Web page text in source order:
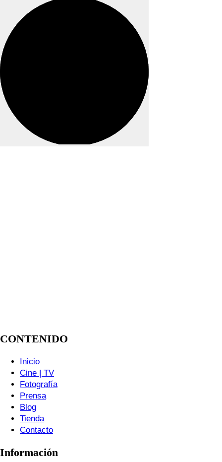
CONTENIDO
Inicio
Cine | TV
Fotografía
Prensa
Blog
Tienda
Contacto
Información